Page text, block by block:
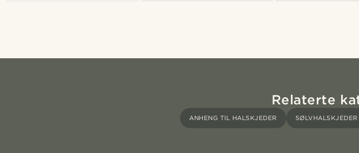
Relaterte
ANHENG TIL HALSKJEDER SØLVHALSKJEDER